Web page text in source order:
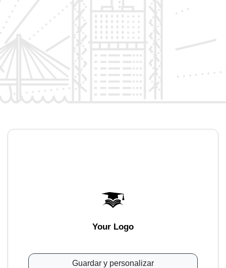
Your Logo
Guardar y personalizar